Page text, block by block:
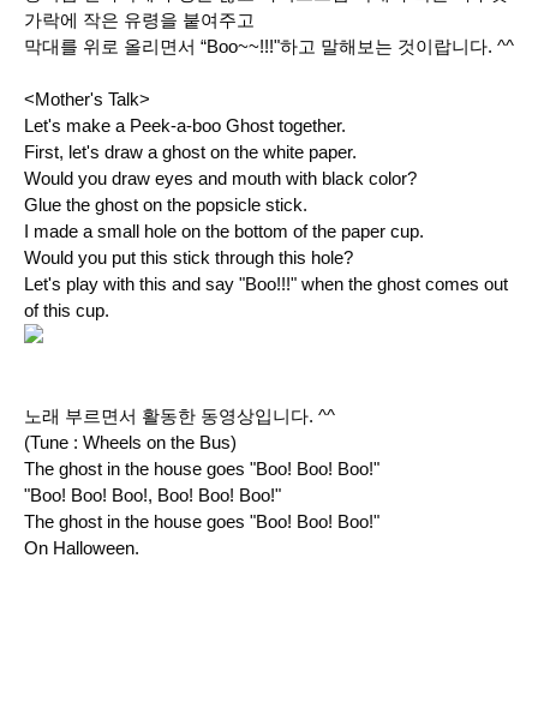
가락에 작은 유령을 붙여주고
막대를 위로 올리면서 “Boo~~!!!"하고 말해보는 것이랍니다. ^^
<Mother's Talk>
Let's make a Peek-a-boo Ghost together.
First, let's draw a ghost on the white paper.
Would you draw eyes and mouth with black color?
Glue the ghost on the popsicle stick.
I made a small hole on the bottom of the paper cup.
Would you put this stick through this hole?
Let's play with this and say "Boo!!!" when the ghost comes out
of this cup.
노래 부르면서 활동한 동영상입니다. ^^
(Tune : Wheels on the Bus)
The ghost in the house goes "Boo! Boo! Boo!"
"Boo! Boo! Boo!, Boo! Boo! Boo!"
The ghost in the house goes "Boo! Boo! Boo!"
On Halloween.